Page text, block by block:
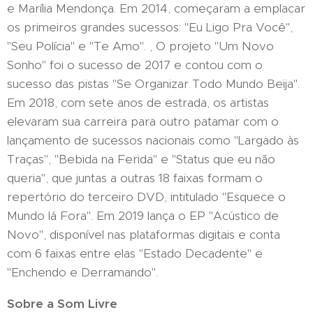
e Marília Mendonça. Em 2014, começaram a emplacar
os primeiros grandes sucessos: "Eu Ligo Pra Você",
"Seu Polícia" e "Te Amo". , O projeto "Um Novo
Sonho" foi o sucesso de 2017 e contou com o
sucesso das pistas "Se Organizar Todo Mundo Beija".
Em 2018, com sete anos de estrada, os artistas
elevaram sua carreira para outro patamar com o
lançamento de sucessos nacionais como "Largado às
Traças", "Bebida na Ferida" e "Status que eu não
queria", que juntas a outras 18 faixas formam o
repertório do terceiro DVD, intitulado "Esquece o
Mundo lá Fora". Em 2019 lança o EP "Acústico de
Novo", disponível nas plataformas digitais e conta
com 6 faixas entre elas "Estado Decadente" e
"Enchendo e Derramando".
Sobre a Som Livre